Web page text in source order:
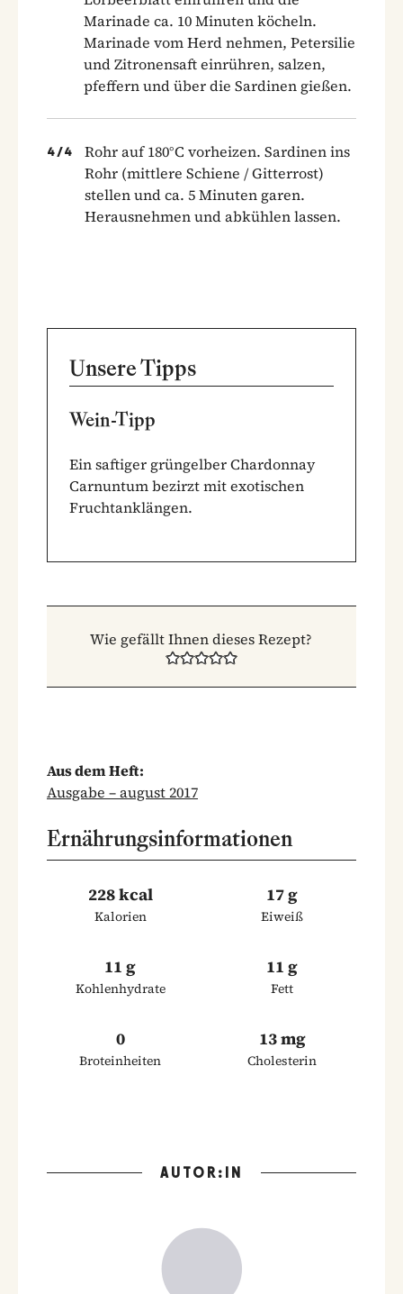
Marinade ca. 10 Minuten köcheln.
Marinade vom Herd nehmen, Petersilie
und Zitronensaft einrühren, salzen,
pfeffern und über die Sardinen gießen.
4 /4
Rohr auf 180°C vorheizen. Sardinen ins
Rohr (mittlere Schiene / Gitterrost)
stellen und ca. 5 Minuten garen.
Herausnehmen und abkühlen lassen.
Unsere Tipps
Wein-Tipp
Ein saftiger grüngelber Chardonnay
Carnuntum bezirzt mit exotischen
Fruchtanklängen.
Wie gefällt Ihnen dieses Rezept?
Aus dem Heft:
Ausgabe – august 2017
Ernährungsinformationen
228 kcal
Kalorien
17 g
Eiweiß
11 g
Kohlenhydrate
11 g
Fett
0
Broteinheiten
13 mg
Cholesterin
AUTOR:IN